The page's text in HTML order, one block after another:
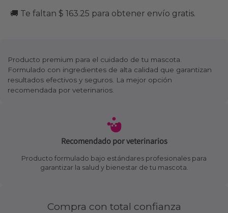
🚚 Te faltan $ 163.25 para obtener envío gratis.
Producto premium para el cuidado de tu mascota.
Formulado con ingredientes de alta calidad que garantizan
resultados efectivos y seguros. La mejor opción
recomendada por veterinarios.
Recomendado por veterinarios
Producto formulado bajo estándares profesionales para
garantizar la salud y bienestar de tu mascota.
Compra con total confianza